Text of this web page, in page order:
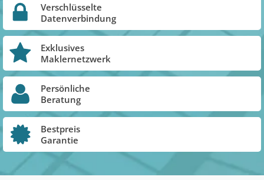
Verschlüsselte
Datenverbindung
Exklusives
Maklernetzwerk
Persönliche
Beratung
Bestpreis
Garantie